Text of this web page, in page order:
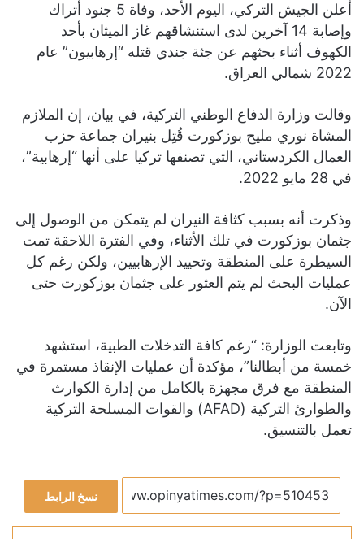
أعلن الجيش التركي، اليوم الأحد، وفاة 5 جنود أتراك
وإصابة 14 آخرين لدى استنشاقهم غاز الميثان بأحد
الكهوف أثناء بحثهم عن جثة جندي قتله “إرهابيون” عام
2022 شمالي العراق.
وقالت وزارة الدفاع الوطني التركية، في بيان، إن الملازم
المشاة نوري مليح بوزكورت قُتِل بنيران جماعة حزب
العمال الكردستاني، التي تصنفها تركيا على أنها “إرهابية”،
في 28 مايو 2022.
وذكرت أنه بسبب كثافة النيران لم يتمكن من الوصول إلى
جثمان بوزكورت في تلك الأثناء، وفي الفترة اللاحقة تمت
السيطرة على المنطقة وتحييد الإرهابيين، ولكن رغم كل
عمليات البحث لم يتم العثور على جثمان بوزكورت حتى
الآن.
وتابعت الوزارة: “رغم كافة التدخلات الطبية، استشهد
خمسة من أبطالنا”، مؤكدة أن عمليات الإنقاذ مستمرة في
المنطقة مع فرق مجهزة بالكامل من إدارة الكوارث
والطوارئ التركية (AFAD) والقوات المسلحة التركية
تعمل بالتنسيق.
نسخ الرابط